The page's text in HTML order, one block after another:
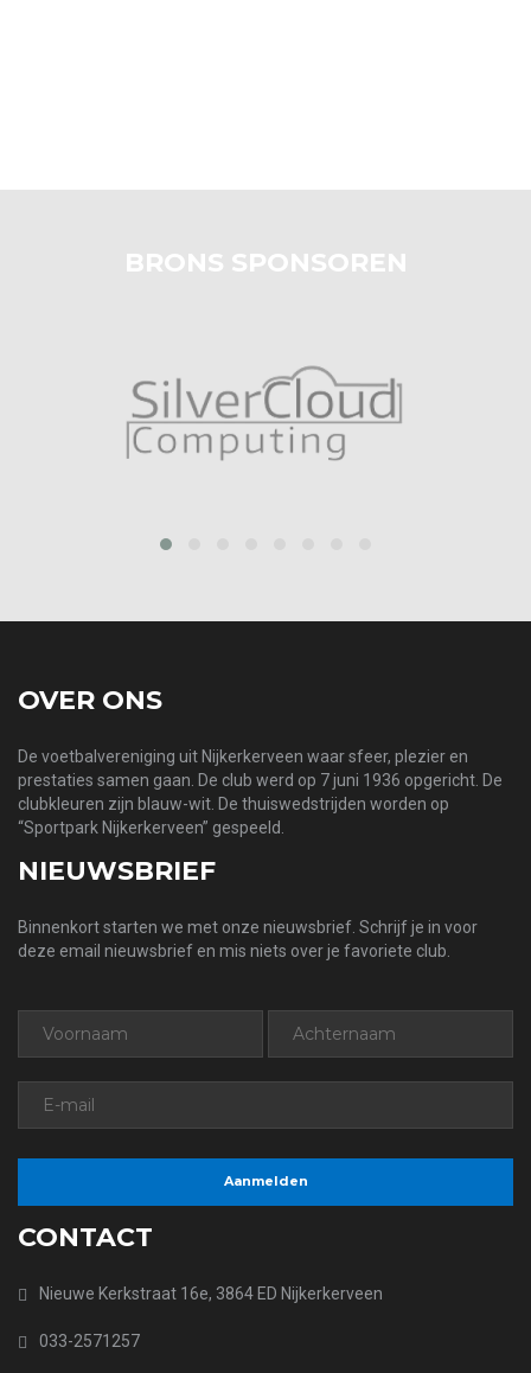
BRONS SPONSOREN
OVER ONS
De voetbalvereniging uit Nijkerkerveen waar sfeer, plezier en
prestaties samen gaan. De club werd op 7 juni 1936 opgericht. De
clubkleuren zijn blauw-wit. De thuiswedstrijden worden op
“Sportpark Nijkerkerveen” gespeeld.
NIEUWSBRIEF
Binnenkort starten we met onze nieuwsbrief. Schrijf je in voor
deze email nieuwsbrief en mis niets over je favoriete club.
CONTACT
Nieuwe Kerkstraat 16e, 3864 ED Nijkerkerveen
033-2571257